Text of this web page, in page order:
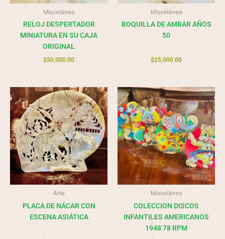
Miscelánea
RELOJ DESPERTADOR
MINIATURA EN SU CAJA
ORIGINAL
$50,000.00
Miscelánea
BOQUILLA DE AMBAR AÑOS
50
$25,000.00
Arte
PLACA DE NÁCAR CON
ESCENA ASIÁTICA
Miscelánea
COLECCION DISCOS
INFANTILES AMERICANOS
1948 78 RPM